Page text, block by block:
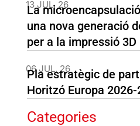
13 JUL. 26
La
una nova generació
per a la impressió 3D
06 JUL. 26
Pla estratègic de
Horitzó Europa
Categories